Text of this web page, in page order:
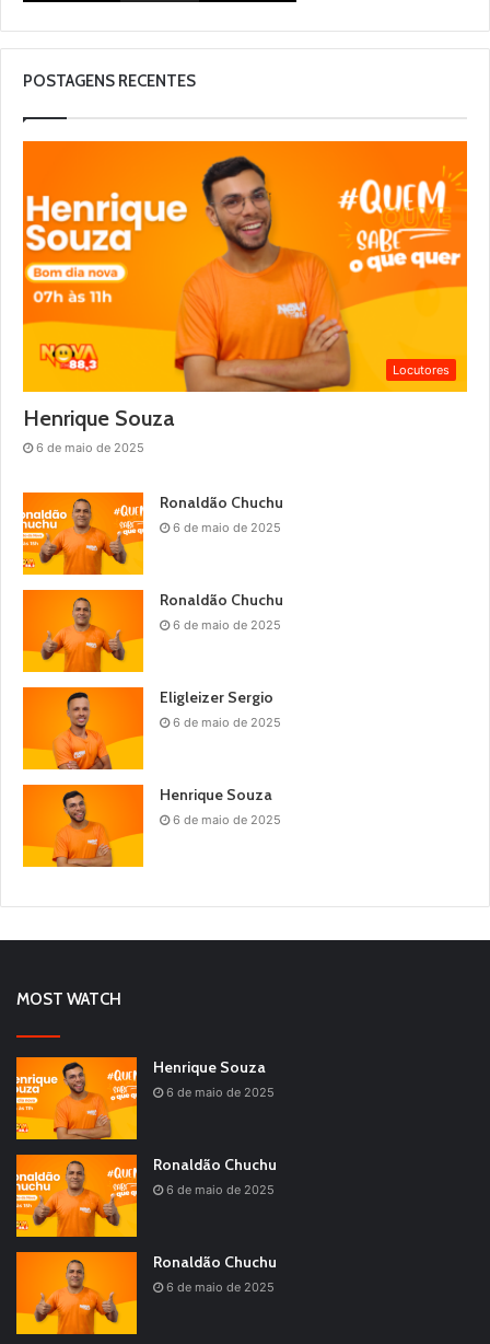
POSTAGENS RECENTES
Locutores
Henrique Souza
6 de maio de 2025
Ronaldão Chuchu
6 de maio de 2025
Ronaldão Chuchu
6 de maio de 2025
Eligleizer Sergio
6 de maio de 2025
Henrique Souza
6 de maio de 2025
MOST WATCH
Henrique Souza
6 de maio de 2025
Ronaldão Chuchu
6 de maio de 2025
Ronaldão Chuchu
6 de maio de 2025